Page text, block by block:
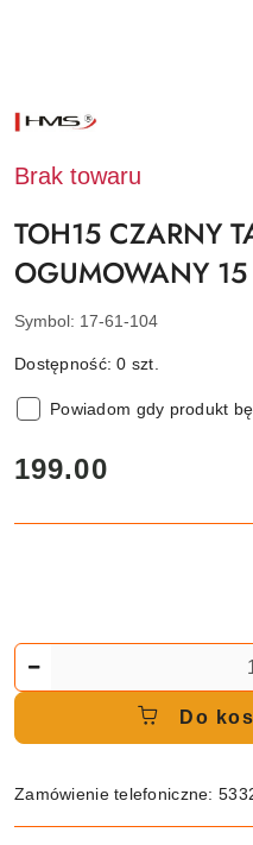
NAZWA
PRODUCENTA:
Brak towaru
TOH15 CZARNY
OGUMOWANY
Symbol: 17-61-104
Dostępność:0 szt.
Powiadom gdy produkt
cena:
199.00
Do
Zamówienie telefoniczne: